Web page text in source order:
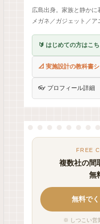
広島出身。家族と静かに
メガネ／ガジェット／ア
🔰 はじめての方はこ
📐 実施設計の教科書
👓 プロフィール詳細
FREE
複数社の間
無
無料で
※ しつこい営